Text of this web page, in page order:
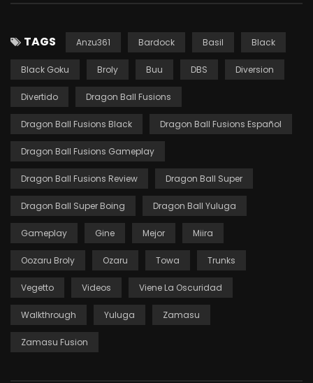
TAGS Anzu361 Bardock Basil Black
Black Goku Broly Buu DBS Diversion
Divertido Dragon Ball Fusions
Dragon Ball Fusions Black Dragon Ball Fusions Español
Dragon Ball Fusions Gameplay
Dragon Ball Fusions Review Dragon Ball Super
Dragon Ball Super Boing Dragon Ball Yuluga
Gameplay Gine Mejor Miira
Oozaru Broly Ozaru Towa Trunks
Vegetto Videos Viene La Oscuridad
Walkthrough Yuluga Zamasu
Zamasu Fusion